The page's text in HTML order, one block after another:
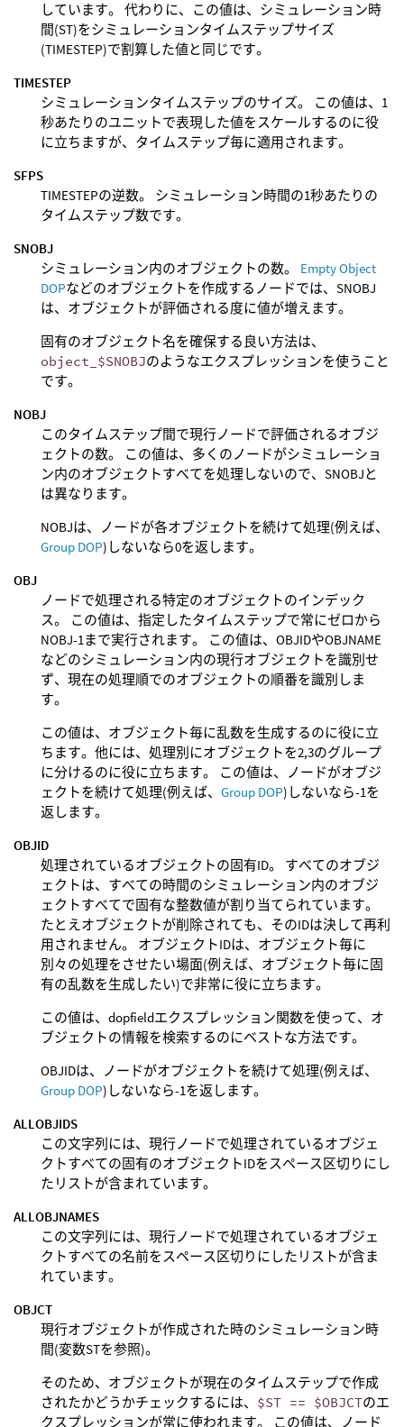
しています。 代わりに、この値は、シミュレーション時
間(ST)をシミュレーションタイムステップサイズ
(TIMESTEP)で割算した値と同じです。
TIMESTEP
シミュレーションタイムステップのサイズ。 この値は、1
秒あたりのユニットで表現した値をスケールするのに役
に立ちますが、タイムステップ毎に適用されます。
SFPS
TIMESTEPの逆数。 シミュレーション時間の1秒あたりの
タイムステップ数です。
SNOBJ
シミュレーション内のオブジェクトの数。 Empty Object
DOPなどのオブジェクトを作成するノードでは、SNOBJ
は、オブジェクトが評価される度に値が増えます。
固有のオブジェクト名を確保する良い方法は、
object_$SNOBJのようなエクスプレッションを使うこと
です。
NOBJ
このタイムステップ間で現行ノードで評価されるオブジ
ェクトの数。 この値は、多くのノードがシミュレーショ
ン内のオブジェクトすべてを処理しないので、SNOBJと
は異なります。
NOBJは、ノードが各オブジェクトを続けて処理(例えば、
Group DOP)しないなら0を返します。
OBJ
ノードで処理される特定のオブジェクトのインデック
ス。 この値は、指定したタイムステップで常にゼロから
NOBJ-1まで実行されます。 この値は、OBJIDやOBJNAME
などのシミュレーション内の現行オブジェクトを識別せ
ず、現在の処理順でのオブジェクトの順番を識別しま
す。
この値は、オブジェクト毎に乱数を生成するのに役に立
ちます。他には、処理別にオブジェクトを2,3のグループ
に分けるのに役に立ちます。 この値は、ノードがオブジ
ェクトを続けて処理(例えば、 Group DOP)しないなら-1を
返します。
OBJID
処理されているオブジェクトの固有ID。 すべてのオブジ
ェクトは、すべての時間のシミュレーション内のオブジ
ェクトすべてで固有な整数値が割り当てられています。
たとえオブジェクトが削除されても、そのIDは決して再利
用されません。 オブジェクトIDは、オブジェクト毎に
別々の処理をさせたい場面(例えば、オブジェクト毎に固
有の乱数を生成したい)で非常に役に立ちます。
この値は、dopfieldエクスプレッション関数を使って、オ
ブジェクトの情報を検索するのにベストな方法です。
OBJIDは、ノードがオブジェクトを続けて処理(例えば、
Group DOP)しないなら-1を返します。
ALLOBJIDS
この文字列には、現行ノードで処理されているオブジェ
クトすべての固有のオブジェクトIDをスペース区切りにし
たリストが含まれています。
ALLOBJNAMES
この文字列には、現行ノードで処理されているオブジェ
クトすべての名前をスペース区切りにしたリストが含ま
れています。
OBJCT
現行オブジェクトが作成された時のシミュレーション時
間(変数STを参照)。
そのため、オブジェクトが現在のタイムステップで作成
されたかどうかチェックするには、 $ST == $OBJCTのエ
クスプレッションが常に使われます。 この値は、ノード